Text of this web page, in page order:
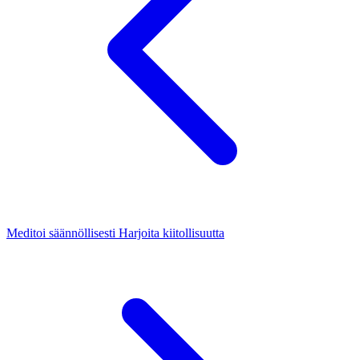
Meditoi säännöllisesti Harjoita kiitollisuutta